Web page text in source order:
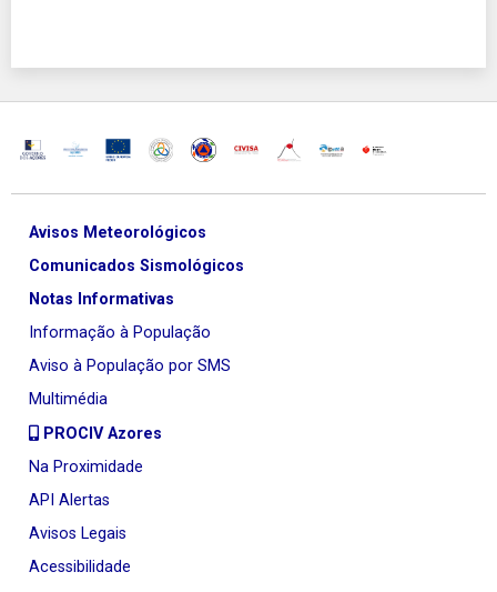
Avisos Meteorológicos
Comunicados Sismológicos
Notas Informativas
Informação à População
Aviso à População por SMS
Multimédia
PROCIV Azores
Na Proximidade
API Alertas
Avisos Legais
Acessibilidade